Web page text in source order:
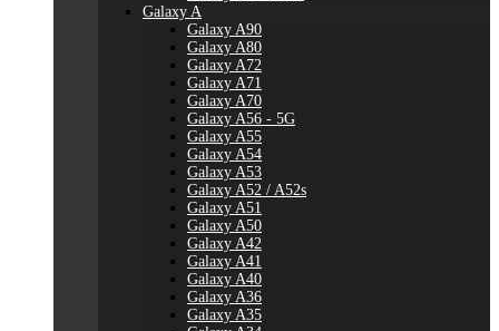
Galaxy A
Galaxy A90
Galaxy A80
Galaxy A72
Galaxy A71
Galaxy A70
Galaxy A56 - 5G
Galaxy A55
Galaxy A54
Galaxy A53
Galaxy A52 / A52s
Galaxy A51
Galaxy A50
Galaxy A42
Galaxy A41
Galaxy A40
Galaxy A36
Galaxy A35